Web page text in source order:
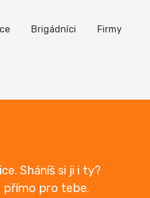
Brigádníci Firmy
Sháníš si ji i ty?
přímo pro tebe.